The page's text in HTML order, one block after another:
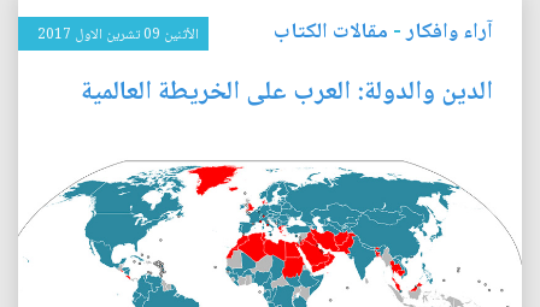
آراء وافكار- مقالات الكتاب الأثنين 09 تشرين الاول 2017
الدين والدولة: العرب على الخريطة العالمية